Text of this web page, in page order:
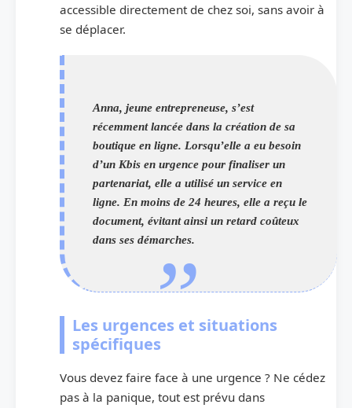
accessible directement de chez soi, sans avoir à
se déplacer.
Anna, jeune entrepreneuse, s’est
récemment lancée dans la création de sa
boutique en ligne. Lorsqu’elle a eu besoin
d’un Kbis en urgence pour finaliser un
partenariat, elle a utilisé un service en
ligne. En moins de 24 heures, elle a reçu le
document, évitant ainsi un retard coûteux
dans ses démarches.
Les urgences et situations
spécifiques
Vous devez faire face à une urgence ? Ne cédez
pas à la panique, tout est prévu dans